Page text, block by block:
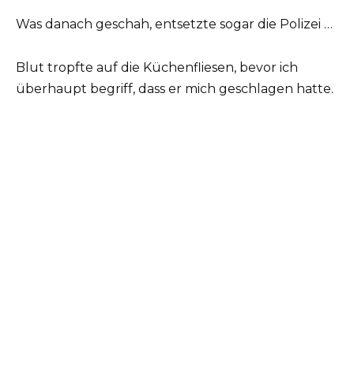
Was danach geschah, entsetzte sogar die Polizei …
Blut tropfte auf die Küchenfliesen, bevor ich
überhaupt begriff, dass er mich geschlagen hatte.